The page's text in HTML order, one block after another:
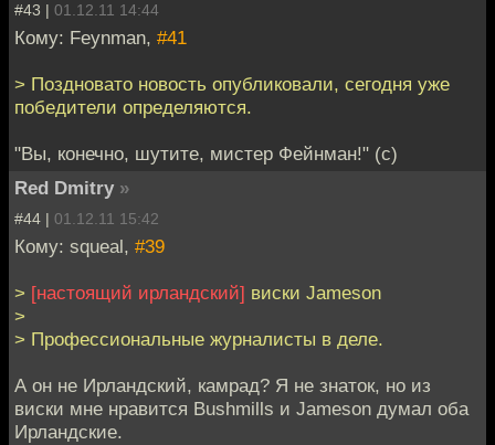
#43 | 01.12.11 14:44
Кому: Feynman, #41
> Поздновато новость опубликовали, сегодня уже
победители определяются.
"Вы, конечно, шутите, мистер Фейнман!" (с)
Red Dmitry »
#44 | 01.12.11 15:42
Кому: squeal, #39
> [настоящий ирландский] виски Jameson
>
> Профессиональные журналисты в деле.
А он не Ирландский, камрад? Я не знаток, но из
виски мне нравится Bushmills и Jameson думал оба
Ирландские.